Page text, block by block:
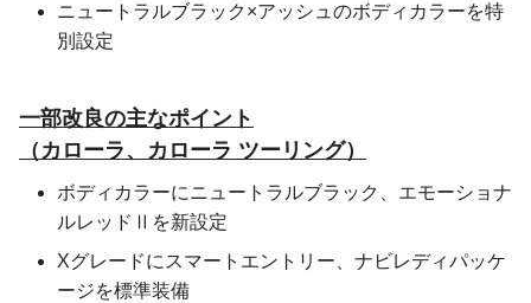
ニュートラルブラック×アッシュのボディカラーを特
別設定
一部改良の主なポイント
（カローラ、カローラ ツーリング）
ボディカラーにニュートラルブラック、エモーショナ
ルレッドⅡを新設定
Xグレードにスマートエントリー、ナビレディパッケ
ージを標準装備